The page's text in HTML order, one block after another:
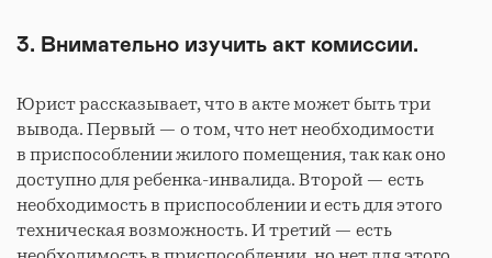
3. Внимательно изучить акт комиссии.
Юрист рассказывает, что в акте может быть три
вывода. Первый — о том, что нет необходимости
в приспособлении жилого помещения, так как оно
доступно для ребенка-инвалида. Второй — есть
необходимость в приспособлении и есть для этого
техническая возможность. И третий — есть